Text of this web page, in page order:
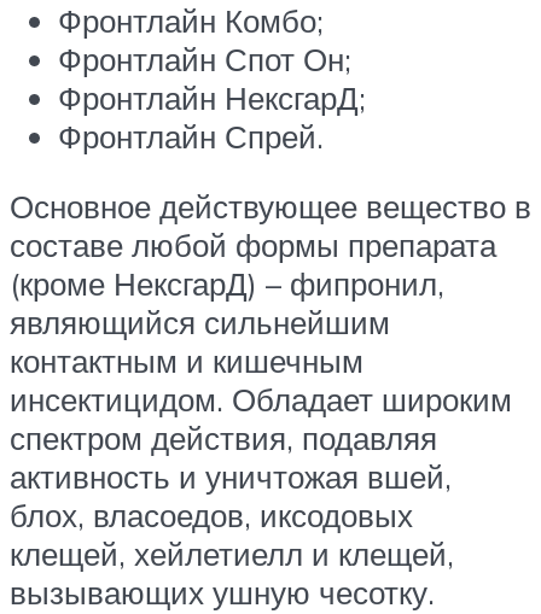
Фронтлайн Комбо;
Фронтлайн Спот Он;
Фронтлайн НексгарД;
Фронтлайн Спрей.
Основное действующее вещество в
составе любой формы препарата
(кроме НексгарД) – фипронил,
являющийся сильнейшим
контактным и кишечным
инсектицидом. Обладает широким
спектром действия, подавляя
активность и уничтожая вшей,
блох, власоедов, иксодовых
клещей, хейлетиелл и клещей,
вызывающих ушную чесотку.